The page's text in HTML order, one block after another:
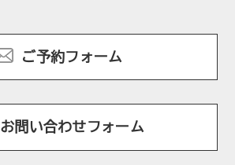
ご予約フォーム
お問い合わせフォーム